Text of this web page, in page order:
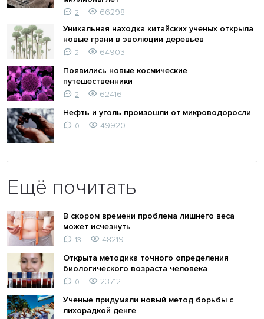
2
66298
Уникальная находка китайских ученых открыла
новые грани в эволюции деревьев
2
64903
Появились новые космические
путешественники
2
62416
Нефть и уголь произошли от микроводоросли
0 49920
Ещё почитать
В скором времени проблема лишнего веса
может исчезнуть
13
48219
Открыта методика точного определения
биологического возраста человека
0
23712
Ученые придумали новый метод борьбы с
лихорадкой денге